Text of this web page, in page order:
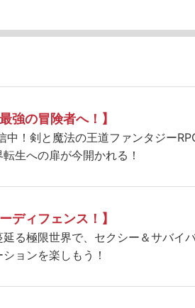
強の冒険者へ！】
中！剣と魔法の王道ファンタジー
生への扉が今開かれる！
ディフェンス！】
延る極限世界で、セクシー＆サバイ
ョンを楽しもう！